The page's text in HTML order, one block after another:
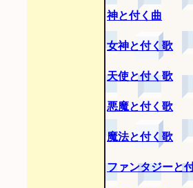
神と付く曲
女神と付く歌
天使と付く歌
悪魔と付く歌
魔法と付く歌
ファンタジーと